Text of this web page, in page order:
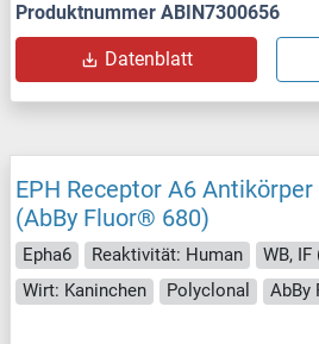
Produktnummer ABIN7300656
Datenblatt
EPH Receptor A6
(AbBy Fluor® 680)
Epha6 Reaktivität: Human
WB, IF
Wirt: Kaninchen
Polyclonal AbBy